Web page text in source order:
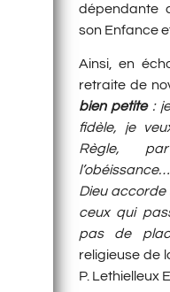
dépendante
son Enfance
Ainsi, en
retraite de
bien petite:
fidèle, je
Règle,
Dieu
ceux qui
pas de
religieuse de
P. Lethielleux